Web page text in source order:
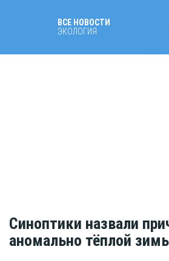
ВСЕ НОВОСТИ
ЭКОЛОГИЯ
Синоптики назвали
аномально тёплой